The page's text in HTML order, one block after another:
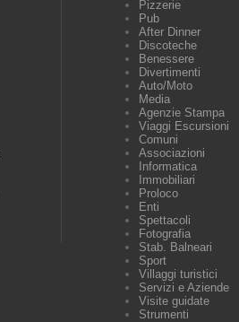
Pizzerie
Pub
After Dinner
Discoteche
Benessere
Divertimenti
Auto/Moto
Media
Agenzie Stampa
Viaggi Escursioni
Comuni
Associazioni
Informatica
Immobiliari
Proloco
Enti
Spettacoli
Fotografia
Stab. Balneari
Sport
Villaggi turistici
Servizi e Aziende
Visite guidate
Strumenti